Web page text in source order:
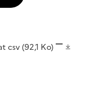
csv(92,1 Ko)